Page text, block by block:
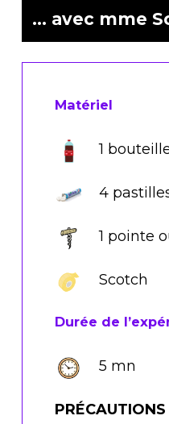
… avec mme
Matériel
1
4
1 pointe
Scotch
Durée de
5 mn
PRÉCAUTIONS